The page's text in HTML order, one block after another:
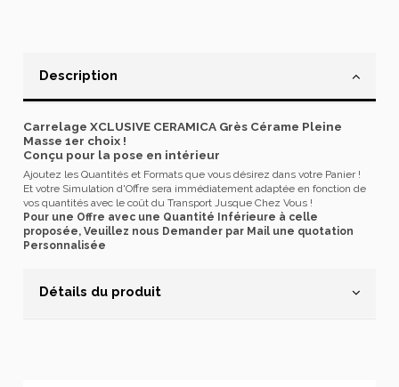
Description
Carrelage XCLUSIVE CERAMICA Grès Cérame Pleine
Masse 1er choix !
Conçu pour la pose en intérieur
Ajoutez les Quantités et Formats que vous désirez dans votre Panier !
Et votre Simulation d'Offre sera immédiatement adaptée en fonction de
vos quantités avec le coût du Transport Jusque Chez Vous !
Pour une Offre avec une Quantité Inférieure à celle
proposée, Veuillez nous Demander par Mail une quotation
Personnalisée
Détails du produit